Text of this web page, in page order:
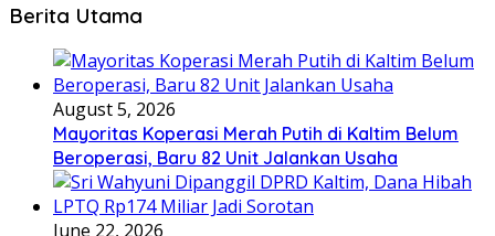
Berita Utama
August 5, 2026
Mayoritas Koperasi Merah Putih di Kaltim Belum
Beroperasi, Baru 82 Unit Jalankan Usaha
June 22, 2026